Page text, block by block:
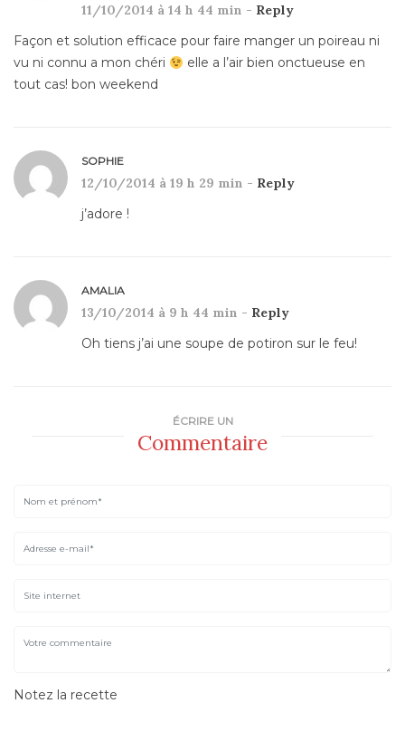
11/10/2014 à 14 h 44 min - Reply
Façon et solution efficace pour faire manger un poireau ni
vu ni connu a mon chéri
elle a l’air bien onctueuse en
tout cas! bon weekend
SOPHIE
12/10/2014 à 19 h 29 min - Reply
j’adore !
AMALIA
13/10/2014 à 9 h 44 min - Reply
Oh tiens j’ai une soupe de potiron sur le feu!
ÉCRIRE UN
Commentaire
Notez la recette